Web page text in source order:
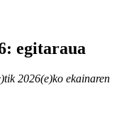
egitaraua
2026(e)ko ekainaren